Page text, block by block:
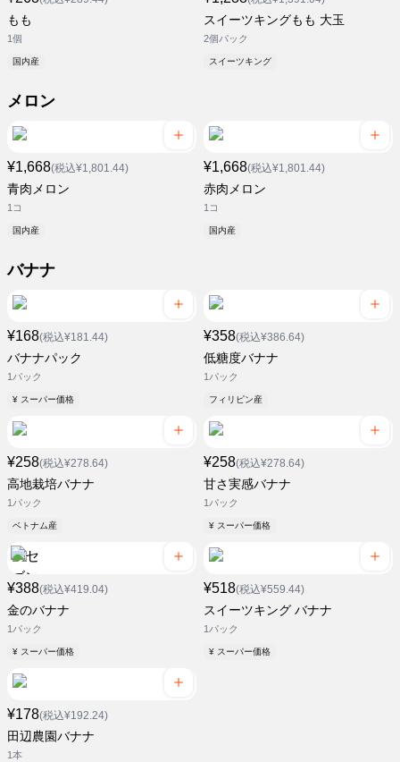
もも
1個
国内産
スイーツキングもも 大玉
2個パック
スイーツキング
メロン
¥1,668(税込¥1,801.44)
青肉メロン
1コ
国内産
¥1,668(税込¥1,801.44)
赤肉メロン
1コ
国内産
バナナ
¥168(税込¥181.44)
バナナパック
1パック
¥ スーパー価格
¥358(税込¥386.64)
低糖度バナナ
1パック
フィリピン産
¥258(税込¥278.64)
高地栽培バナナ
1パック
ベトナム産
¥258(税込¥278.64)
甘さ実感バナナ
1パック
¥ スーパー価格
¥388(税込¥419.04)
金のバナナ
1パック
¥ スーパー価格
¥518(税込¥559.44)
スイーツキング バナナ
1パック
¥ スーパー価格
¥178(税込¥192.24)
田辺農園バナナ
1本